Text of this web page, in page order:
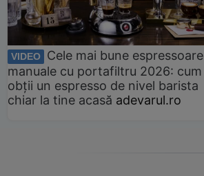
VIDEO
Cele mai bune espressoare
manuale cu portafiltru 2026: cum
obții un espresso de nivel barista
chiar la tine acasă adevarul.ro